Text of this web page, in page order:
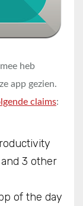
heb
app gezien.
claims:
3 other
of the day